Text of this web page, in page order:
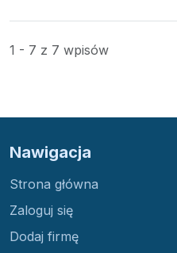
1 - 7 z 7 wpisów
Nawigacja
Strona główna
Zaloguj się
Dodaj firmę